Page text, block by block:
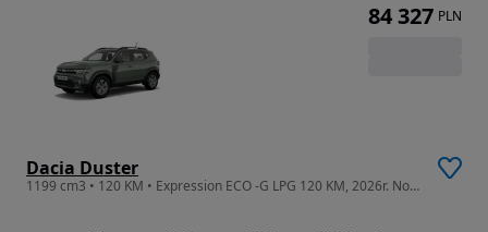
Dacia Duster
1199 cm3 • 120 KM • Expression ECO -G LPG 120 KM, 2026r. Nowe auto Gwarancja Salon Polska
84 327 PLN